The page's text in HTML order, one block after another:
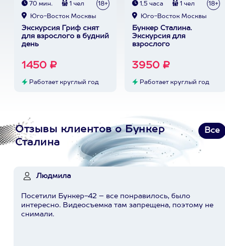
70 мин. 1 чел 18+
Юго-Восток Москвы
Экскурсия Гриф снят
для взрослого в будний
день
1450 ₽
Работает круглый год
1,5 часа 1 чел 18+
Юго-Восток Москвы
Бункер Сталина.
Экскурсия для
взрослого
3950 ₽
Работает круглый год
Отзывы клиентов о Бункер
Сталина
Все
Людмила
Посетили Бункер-42 – все понравилось, было
интересно. Видеосъемка там запрещена, поэтому не
снимали.